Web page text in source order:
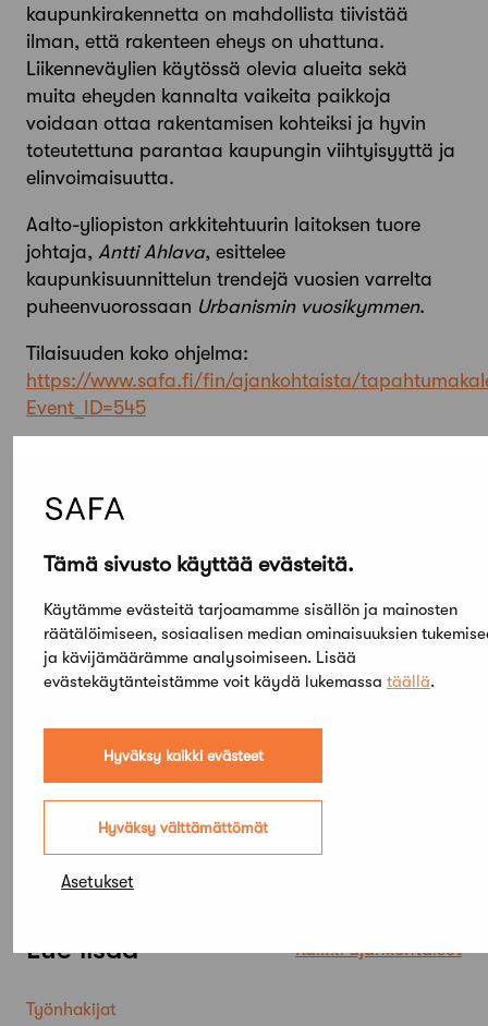
Tämä sivusto käyttää evästeitä.
Käytämme evästeitä tarjoamamme sisällön ja mainosten
räätälöimiseen, sosiaalisen median ominaisuuksien
ja kävijämäärämme analysoimiseen. Lisää
evästekäytänteistämme voit käydä lukemassa täällä.
Hyväksy kaikki evästeet
Hyväksy välttämättömät
Asetukset
kaupunkirakennetta on mahdollista tiivistää
ilman, että rakenteen eheys on uhattuna.
Liikenneväylien käytössä olevia alueita sekä
muita eheyden kannalta vaikeita paikkoja
voidaan ottaa rakentamisen kohteiksi ja hyvin
toteutettuna parantaa kaupungin viihtyisyyttä ja
elinvoimaisuutta.
Aalto-yliopiston arkkitehtuurin laitoksen tuore
johtaja, Antti Ahlava, esittelee
kaupunkisuunnittelun trendejä vuosien varrelta
puheenvuorossaan Urbanismin vuosikymmen.
Tilaisuuden koko ohjelma:
https://www.safa.fi/fin/ajankohtaista/
Event_ID=545
Ilmoittautumiset ja lisätietoja: tiedottaja Ninna
5659 taininna.kujala@safa.fi
Jaa artikkeli
Lue lisää Kaikki ajankohtaiset
Työnhakijat